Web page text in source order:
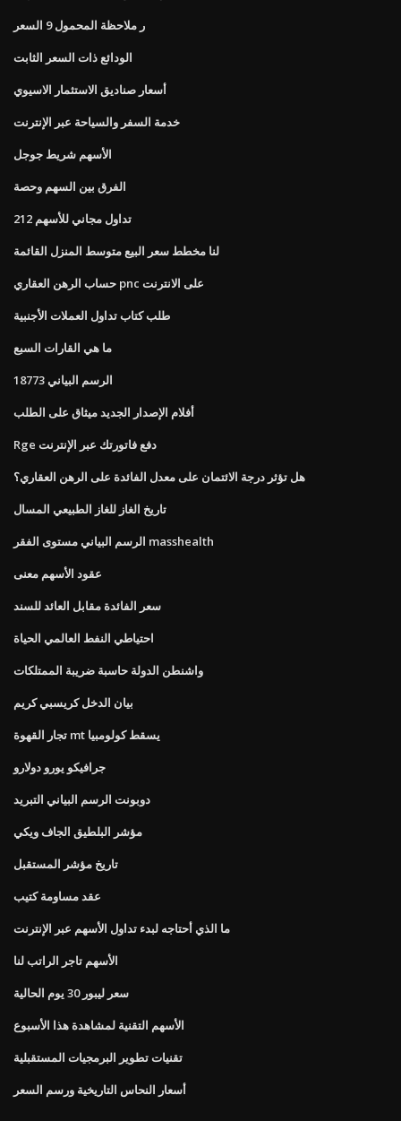
ر ملاحظة المحمول 9 السعر
الودائع ذات السعر الثابت
أسعار صناديق الاستثمار الاسيوي
خدمة السفر والسياحة عبر الإنترنت
الأسهم شريط جوجل
الفرق بين السهم وحصة
تداول مجاني للأسهم 212
لنا مخطط سعر البيع متوسط ​​المنزل القائمة
حساب الرهن العقاري pnc على الانترنت
طلب كتاب تداول العملات الأجنبية
ما هي القارات السبع
الرسم البياني 18773
أفلام الإصدار الجديد ميثاق على الطلب
Rge دفع فاتورتك عبر الإنترنت
هل تؤثر درجة الائتمان على معدل الفائدة على الرهن العقاري؟
تاريخ الغاز للغاز الطبيعي المسال
الرسم البياني مستوى الفقر masshealth
عقود الأسهم معنى
سعر الفائدة مقابل العائد للسند
احتياطي النفط العالمي الحياة
واشنطن الدولة حاسبة ضريبة الممتلكات
بيان الدخل كريسبي كريم
تجار القهوة mt يسقط كولومبيا
جرافيكو يورو دولارو
دوبونت الرسم البياني التبريد
مؤشر البلطيق الجاف ويكي
تاريخ مؤشر المستقبل
عقد مساومة كتيب
ما الذي أحتاجه لبدء تداول الأسهم عبر الإنترنت
الأسهم تاجر الراتب لنا
سعر ليبور 30 ​​يوم الحالية
الأسهم التقنية لمشاهدة هذا الأسبوع
تقنيات تطوير البرمجيات المستقبلية
أسعار النحاس التاريخية ورسم السعر